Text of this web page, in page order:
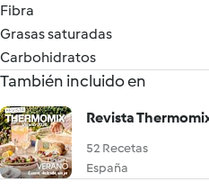
Fibra
Grasas saturadas
Carbohidratos
También incluido en
Revista
52 Recetas
España